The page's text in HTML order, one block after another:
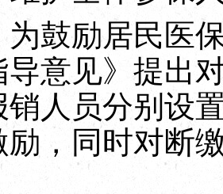
励居民医保
导意见》提出
销人员分别设
励，同时对断